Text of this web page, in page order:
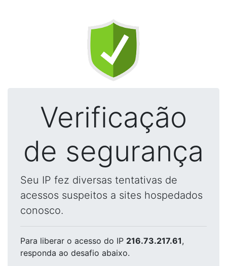
Verificação
de segurança
Seu IP fez diversas tentativas de
acessos suspeitos a sites hospedados
conosco.
Para liberar o acesso do IP 216.73.217.61,
responda ao desafio abaixo.